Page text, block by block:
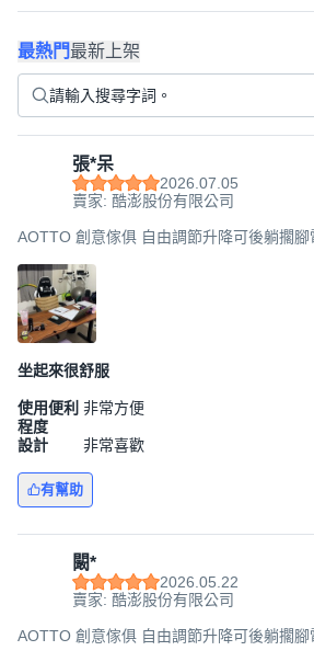
最熱門最新上架
張*呆
2026.07.05
賣家: 酷澎股份有限公司
AOTTO 創意傢俱 自由調節升降可後躺擱腳
坐起來很舒服
使用便利
程度
非常方便
設計 非常喜歡
有幫助
闞*
2026.05.22
賣家: 酷澎股份有限公司
AOTTO 創意傢俱 自由調節升降可後躺擱腳